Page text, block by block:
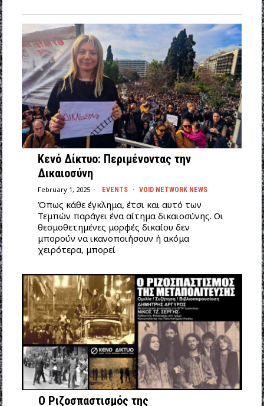
Κενό Δίκτυο: Περιμένοντας την
Δικαιοσύνη
February 1, 2025 EVENTS · VOID NETWORK NEWS
Όπως κάθε έγκλημα, έτσι και αυτό των
Τεμπών παράγει ένα αίτημα δικαιοσύνης. Οι
θεσμοθετημένες μορφές δικαίου δεν
μπορούν να ικανοποιήσουν ή ακόμα
χειρότερα, μπορεί
Ο Ριζοσπαστισμός της